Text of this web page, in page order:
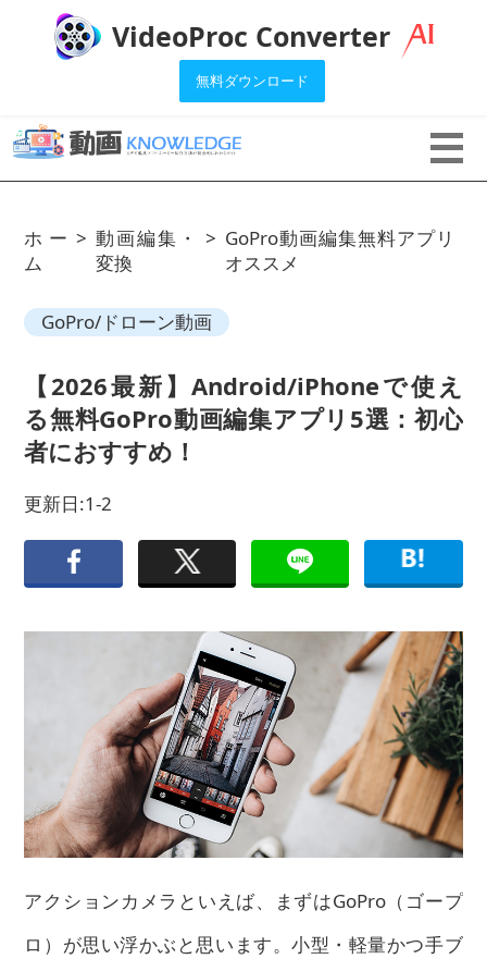
VideoProc Converter
無料ダウンロード
ホー
ム
> 動画編集・
変換
> GoPro動画編集無料アプリ
オススメ
GoPro/ドローン動画
【2026最新】Android/iPhoneで使え
る無料GoPro動画編集アプリ5選：初心
者におすすめ！
更新日:1-2
アクションカメラといえば、まずはGoPro（ゴープ
ロ）が思い浮かぶと思います。小型・軽量かつ手ブ